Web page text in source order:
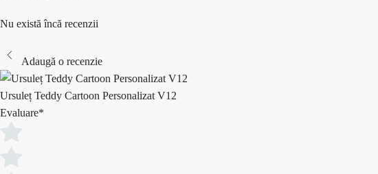
Nu există încă recenzii
Adaugă o recenzie
Ursuleț Teddy Cartoon Personalizat V12
Evaluare*